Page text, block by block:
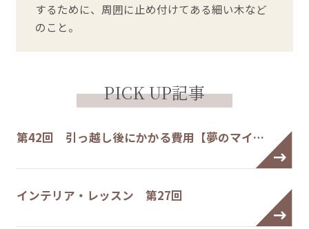
するために、周囲に止め付けてある細い木など
のこと。
PICK UP記事
第42回 引っ越し後にかかる費用【夢のマイ…
インテリア・レッスン 第27回